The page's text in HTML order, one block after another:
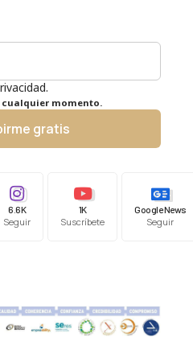
cualquier momento.
gratis
6.6K
Seguir
1K
Suscríbete
Google News
Seguir